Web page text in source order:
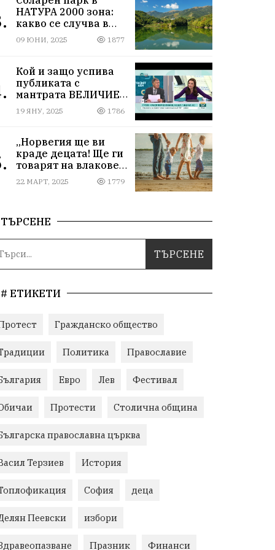
НАТУРА 2000 зона:
какво се случва в
Мартиново?
09 ЮНИ, 2025 1877
Кой и защо успива
публиката с
мантрата ВЕЛИЧИЕ
ОСТАВА ИЗВЪН
ПАРЛАМЕНТА
19 ЯНУ, 2025 1786
„Норвегия ще ви
краде децата! Ще ги
товарят на влакове
от гара Подуяне“
22 МАРТ, 2025 1779
ТЪРСЕНЕ
# ЕТИКЕТИ
Гражданско общество
Политика Православие
Евро Лев Фестивал
Протести Столична община
православна църква
Терзиев История
София деца
Пеевски избори
Празник Финанси